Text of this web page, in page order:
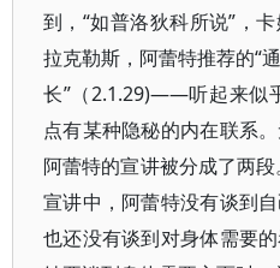
到，“如普洛狄科所说”，
拉克勒斯，阿蕾特推荐的“
长”（2.1.29)——听起来似
点有某种隐秘的内在联系
阿蕾特的宣讲被分成了两
宣讲中，阿蕾特没有谈到
也还没有谈到对身体需要